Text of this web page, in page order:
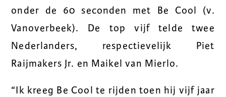
onder de 60 seconden met Be Cool (v.
Vanoverbeek). De top vijf telde twee
Nederlanders, respectievelijk Piet
Raijmakers Jr. en Maikel van Mierlo.
“Ik kreeg Be Cool te rijden toen hij vijf jaar